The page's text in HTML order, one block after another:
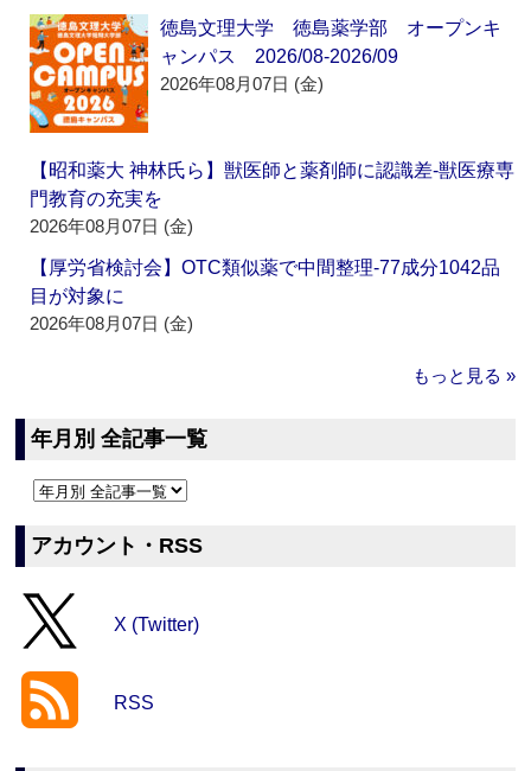
徳島文理大学 徳島薬学部 オープンキ
ャンパス 2026/08-2026/09
2026年08月07日 (金)
【昭和薬大 神林氏ら】獣医師と薬剤師に認識差‐獣医療専
門教育の充実を
2026年08月07日 (金)
【厚労省検討会】OTC類似薬で中間整理‐77成分1042品
目が対象に
2026年08月07日 (金)
もっと見る »
年月別 全記事一覧
アカウント・RSS
X (Twitter)
RSS